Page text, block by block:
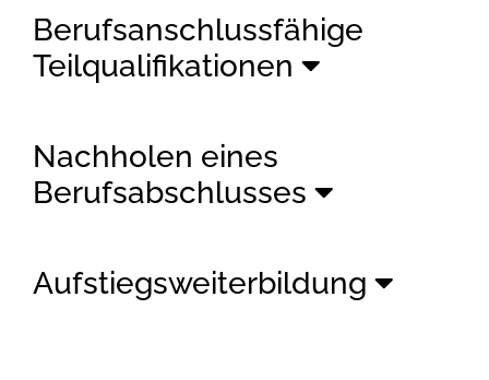
Berufsanschlussfähige
Teilqualifikationen
Nachholen eines
Berufsabschlusses
Aufstiegsweiterbildung